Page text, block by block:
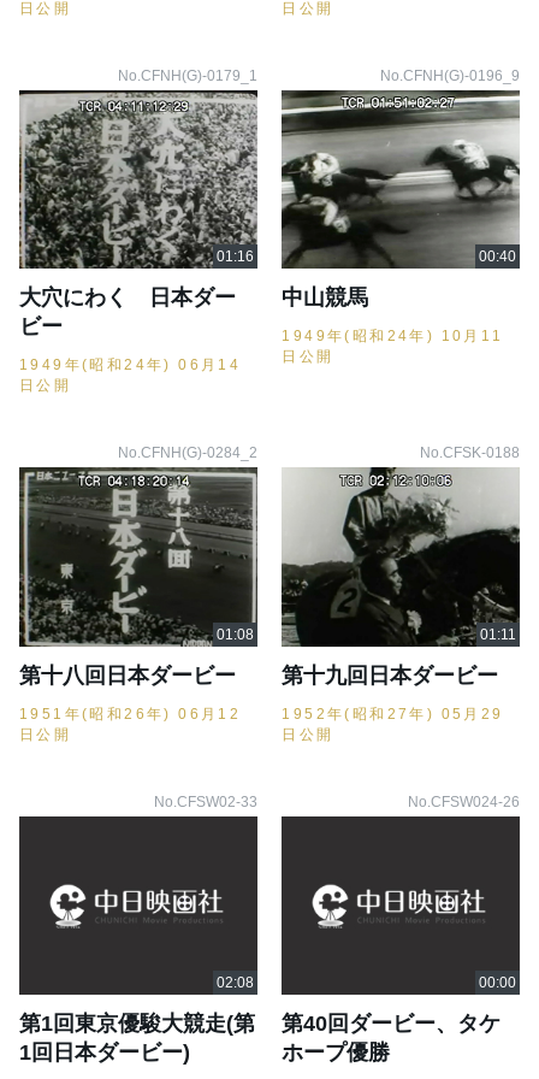
日公開 日公開
No.CFNH(G)-0179_1
大穴にわく 日本ダー
ビー
1949年(昭和24年) 06月14
日公開
No.CFNH(G)-0196_9
中山競馬
1949年(昭和24年) 10月11
日公開
No.CFNH(G)-0284_2
第十八回日本ダービー
1951年(昭和26年) 06月12
日公開
No.CFSK-0188
第十九回日本ダービー
1952年(昭和27年) 05月29
日公開
No.CFSW02-33
第1回東京優駿大競走(第
1回日本ダービー)
No.CFSW024-26
第40回ダービー、タケ
ホープ優勝